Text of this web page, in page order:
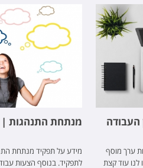
העבודה
ערך מוסף
לנו עוד קצת
מנתחת התנהגות
מידע על תפקיד מנתחת
לתפקיד. בנוסף הצעות